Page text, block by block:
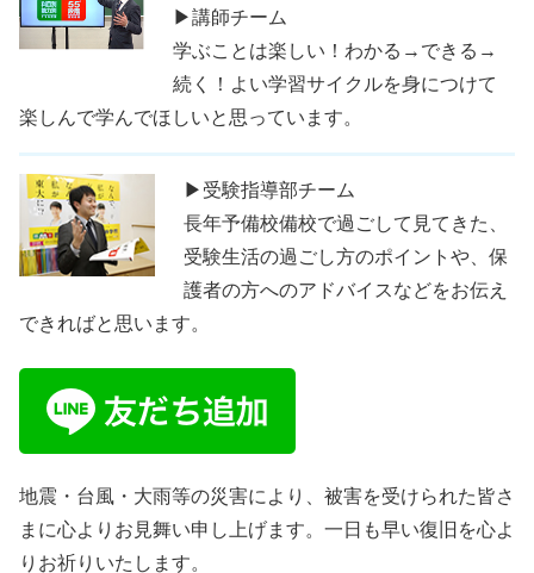
▶講師チーム
学ぶことは楽しい！わかる→できる→
続く！よい学習サイクルを身につけて
楽しんで学んでほしいと思っています。
▶受験指導部チーム
長年予備校備校で過ごして見てきた、
受験生活の過ごし方のポイントや、保
護者の方へのアドバイスなどをお伝え
できればと思います。
地震・台風・大雨等の災害により、被害を受けられた皆さ
まに心よりお見舞い申し上げます。一日も早い復旧を心よ
りお祈りいたします。